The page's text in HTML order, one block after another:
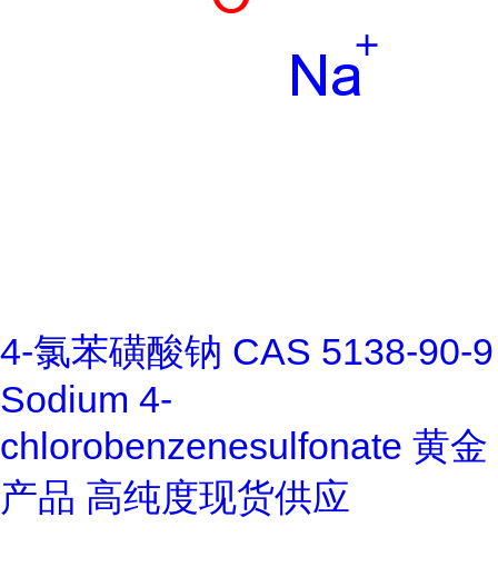
4-氯苯磺酸钠 CAS 5138-90-9
Sodium 4-
chlorobenzenesulfonate 黄金
产品 高纯度现货供应